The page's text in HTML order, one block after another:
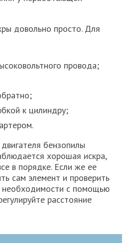
довольно просто. Для
провода;
к цилиндру;
бензопилы
хорошая искра,
в порядке. Если же ее
сам элемент и проверить
необходимости с помощью
расстояние